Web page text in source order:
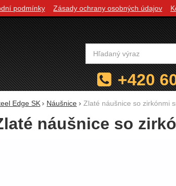
Edge SK Náušnice Zlaté náušnice so zirkónmi
náušnice so
podmínky Zásady ochrany osobných údajov
Vyhľadávanie
+420